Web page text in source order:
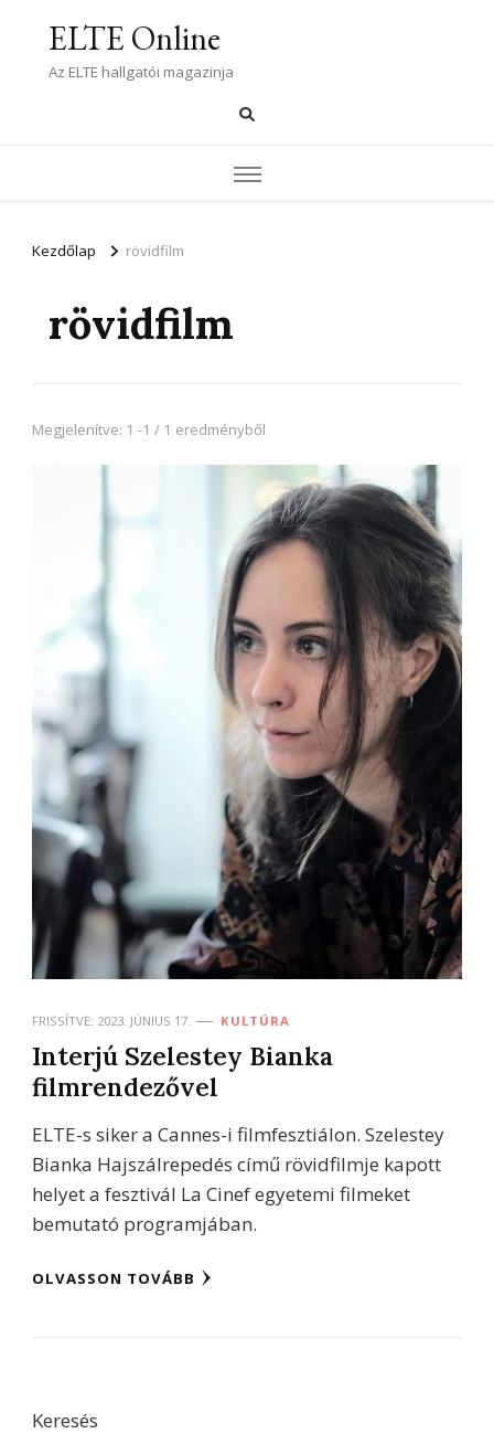
ELTE Online
Az ELTE hallgatói magazinja
Kezdőlap rövidfilm
rövidfilm
Megjelenítve: 1 -1 / 1 eredményből
FRISSÍTVE: 2023. JÚNIUS 17. KULTÚRA
Interjú Szelestey Bianka
filmrendezővel
ELTE-s siker a Cannes-i filmfesztiálon. Szelestey
Bianka Hajszálrepedés című rövidfilmje kapott
helyet a fesztivál La Cinef egyetemi filmeket
bemutató programjában.
OLVASSON TOVÁBB
Keresés